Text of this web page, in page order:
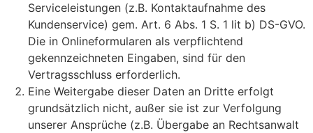
Serviceleistungen (z.B. Kontaktaufnahme des
Kundenservice) gem. Art. 6 Abs. 1 S. 1 lit b) DS-GVO.
Die in Onlineformularen als verpflichtend
gekennzeichneten Eingaben, sind für den
Vertragsschluss erforderlich.
Eine Weitergabe dieser Daten an Dritte erfolgt
grundsätzlich nicht, außer sie ist zur Verfolgung
unserer Ansprüche (z.B. Übergabe an Rechtsanwalt